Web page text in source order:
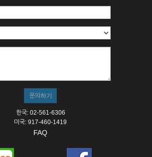
한국: 02-561-6306
미국: 917-460-1419
FAQ